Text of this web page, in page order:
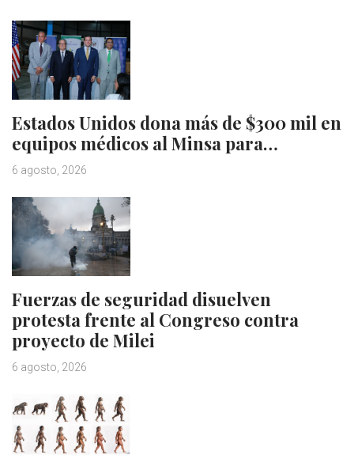
Estados Unidos dona más de $300 mil en
equipos médicos al Minsa para…
6 agosto, 2026
Fuerzas de seguridad disuelven
protesta frente al Congreso contra
proyecto de Milei
6 agosto, 2026